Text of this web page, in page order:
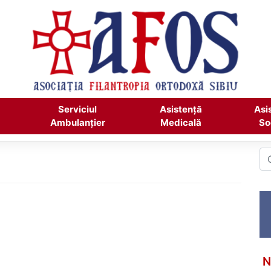
Serviciul
Ambulanțier
Asistență
Medicală